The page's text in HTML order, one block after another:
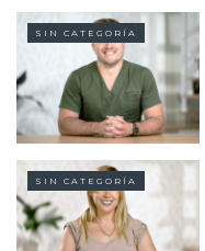
SIN CATEGORÍA
SIN CATEGORÍA